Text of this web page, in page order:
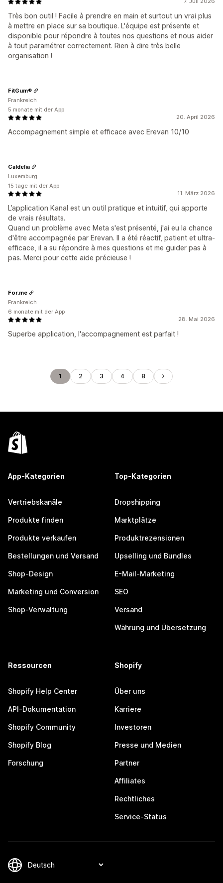
Très bon outil ! Facile à prendre en main et surtout un vrai plus
à mettre en place sur sa boutique. L'équipe est présente et
disponible pour répondre à toutes nos questions et nous aider
à tout paramétrer correctement. Rien à dire très belle
organisation !
20. April 2026
Accompagnement simple et efficace avec Erevan 10/10
FitGum®
Frankreich
5 monate mit der App
11. März 2026
L’application Kanal est un outil pratique et intuitif, qui apporte
de vrais résultats.
Quand un problème avec Meta s'est présenté, j'ai eu la chance
d'être accompagnée par Erevan. Il a été réactif, patient et ultra-
efficace, il a su répondre à mes questions et me guider pas à
pas. Merci pour cette aide précieuse !
Caldelia
Luxemburg
15 tage mit der App
28. Mai 2026
Superbe application, l'accompagnement est parfait !
For.me
Frankreich
6 monate mit der App
1 2 3 4 8
App-Kategorien
Vertriebskanäle
Produkte finden
Produkte verkaufen
Bestellungen und Versand
Shop-Design
Marketing und Conversion
Shop-Verwaltung
Top-Kategorien
Dropshipping
Marktplätze
Produktrezensionen
Upselling und Bundles
E-Mail-Marketing
SEO
Versand
Währung und Übersetzung
Ressourcen
Shopify Help Center
API-Dokumentation
Shopify Community
Shopify Blog
Forschung
Shopify
Über uns
Karriere
Investoren
Presse und Medien
Partner
Affiliates
Rechtliches
Service-Status